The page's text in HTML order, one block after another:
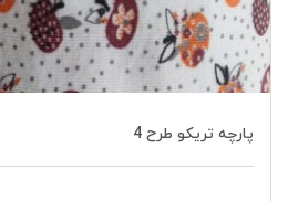
پارچه تریکو طرح 4